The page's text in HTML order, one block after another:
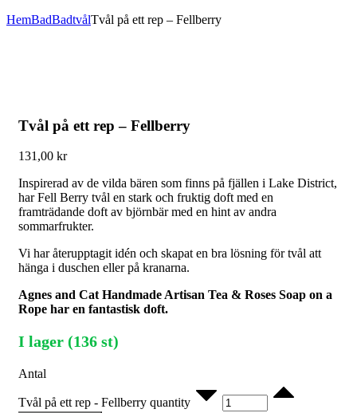
HemBadBadtvålTvål på ett rep – Fellberry
Tvål på ett rep – Fellberry
131,00 kr
Inspirerad av de vilda bären som finns på fjällen i Lake District,
har Fell Berry tvål en stark och fruktig doft med en
framträdande doft av björnbär med en hint av andra
sommarfrukter.
Vi har återupptagit idén och skapat en bra lösning för tvål att
hänga i duschen eller på kranarna.
Agnes and Cat Handmade Artisan Tea & Roses Soap on a
Rope har en fantastisk doft.
I lager (136 st)
Antal
Tvål på ett rep - Fellberry quantity